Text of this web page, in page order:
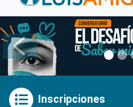
Anterior
Inscripciones